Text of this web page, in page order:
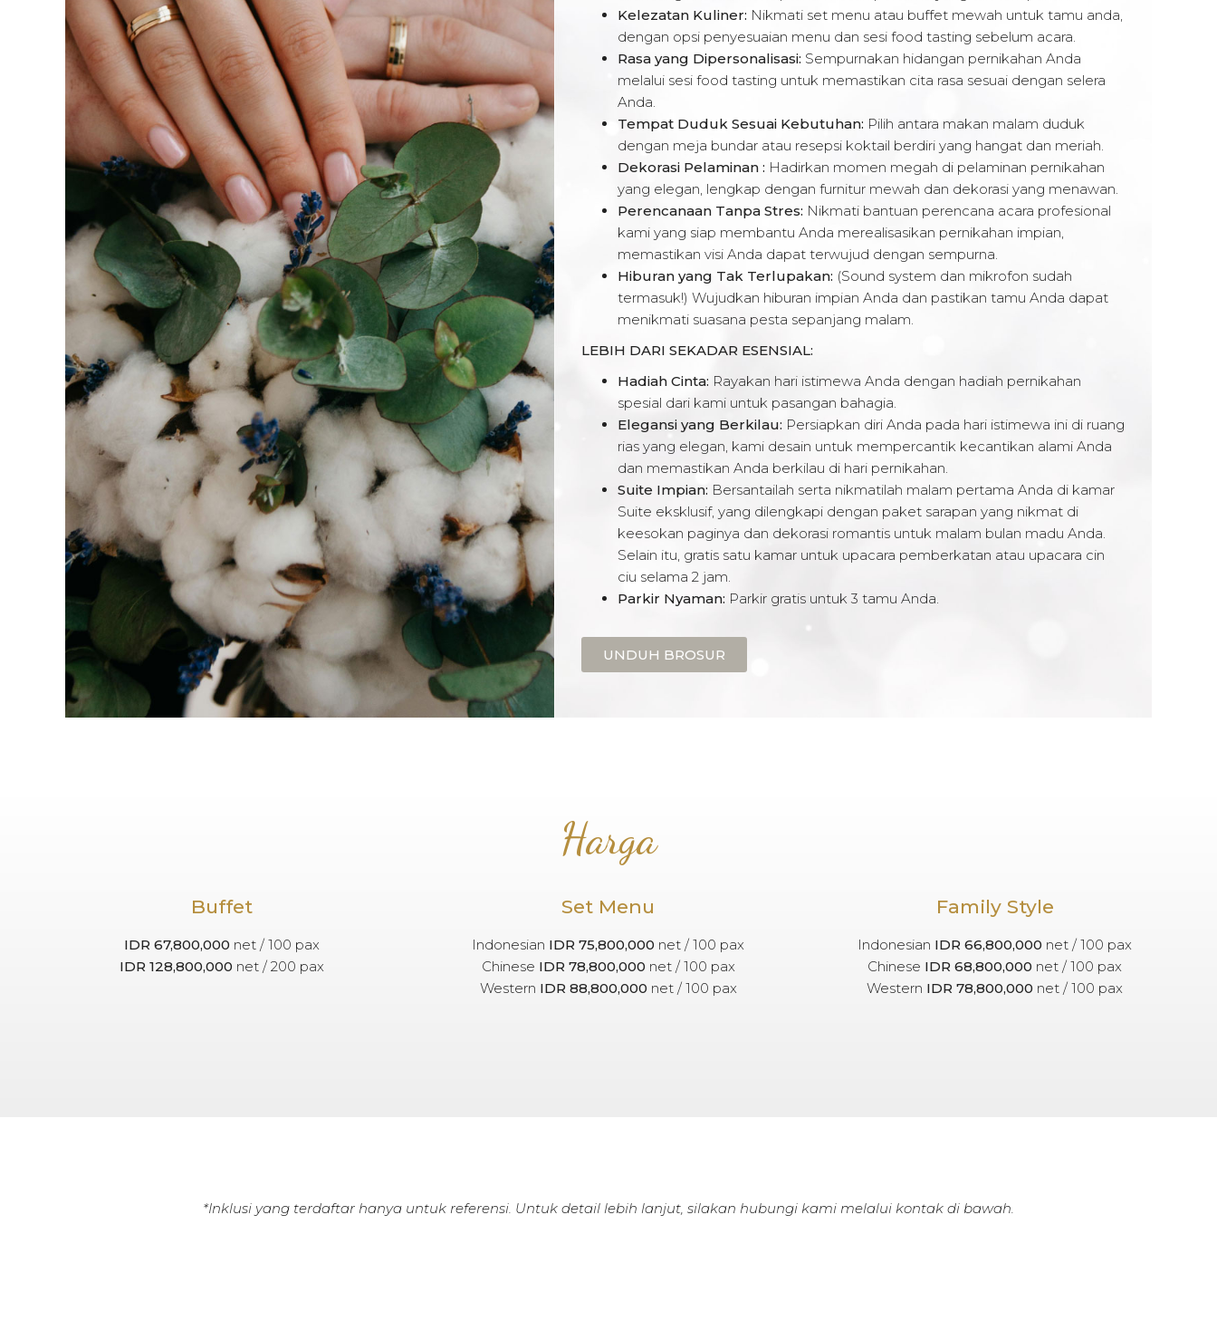
Kelezatan Kuliner: Nikmati set menu atau buffet mewah untuk tamu anda,
dengan opsi penyesuaian menu dan sesi food tasting sebelum acara.
Rasa yang Dipersonalisasi: Sempurnakan hidangan pernikahan Anda
melalui sesi food tasting untuk memastikan cita rasa sesuai dengan selera
Anda.
Tempat Duduk Sesuai Kebutuhan: Pilih antara makan malam duduk
dengan meja bundar atau resepsi koktail berdiri yang hangat dan meriah.
Dekorasi Pelaminan : Hadirkan momen megah di pelaminan pernikahan
yang elegan, lengkap dengan furnitur mewah dan dekorasi yang menawan.
Perencanaan Tanpa Stres: Nikmati bantuan perencana acara profesional
kami yang siap membantu Anda merealisasikan pernikahan impian,
memastikan visi Anda dapat terwujud dengan sempurna.
Hiburan yang Tak Terlupakan: (Sound system dan mikrofon sudah
termasuk!) Wujudkan hiburan impian Anda dan pastikan tamu Anda dapat
menikmati suasana pesta sepanjang malam.
LEBIH DARI SEKADAR ESENSIAL:
Hadiah Cinta: Rayakan hari istimewa Anda dengan hadiah pernikahan
spesial dari kami untuk pasangan bahagia.
Elegansi yang Berkilau: Persiapkan diri Anda pada hari istimewa ini di ruang
rias yang elegan, kami desain untuk mempercantik kecantikan alami Anda
dan memastikan Anda berkilau di hari pernikahan.
Suite Impian: Bersantailah serta nikmatilah malam pertama Anda di kamar
Suite eksklusif, yang dilengkapi dengan paket sarapan yang nikmat di
keesokan paginya dan dekorasi romantis untuk malam bulan madu Anda.
Selain itu, gratis satu kamar untuk upacara pemberkatan atau upacara cin
ciu selama 2 jam.
Parkir Nyaman: Parkir gratis untuk 3 tamu Anda.
UNDUH BROSUR
Harga
Buffet
IDR 67,800,000 net / 100 pax
IDR 128,800,000 net / 200 pax
Set Menu
Indonesian IDR 75,800,000 net / 100 pax
Chinese IDR 78,800,000 net / 100 pax
Western IDR 88,800,000 net / 100 pax
Family Style
Indonesian IDR 66,800,000 net / 100 pax
Chinese IDR 68,800,000 net / 100 pax
Western IDR 78,800,000 net / 100 pax
*Inklusi yang terdaftar hanya untuk referensi. Untuk detail lebih lanjut, silakan hubungi kami melalui kontak di bawah.